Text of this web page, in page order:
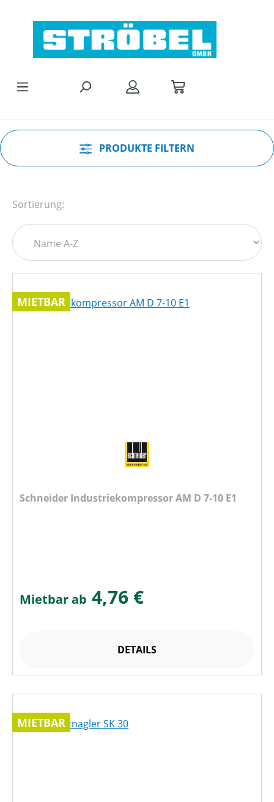
PRODUKTE FILTERN
Sortierung:
MIETBAR
Schneider Industriekompressor AM D 7-10 E1
Mietbar ab 4,76 €
DETAILS
MIETBAR